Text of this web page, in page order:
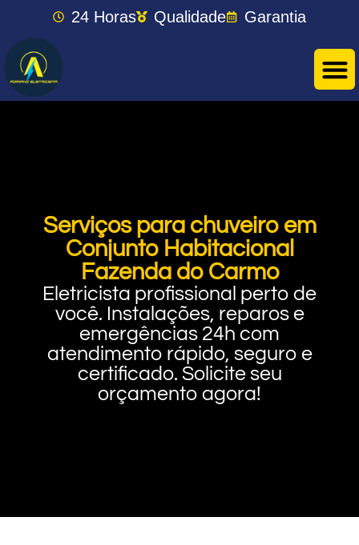
24 Horas Qualidade Garantia
Serviços para chuveiro em
Conjunto Habitacional
Fazenda do Carmo
Eletricista profissional perto de
você. Instalações, reparos e
emergências 24h com
atendimento rápido, seguro e
certificado. Solicite seu
orçamento agora!